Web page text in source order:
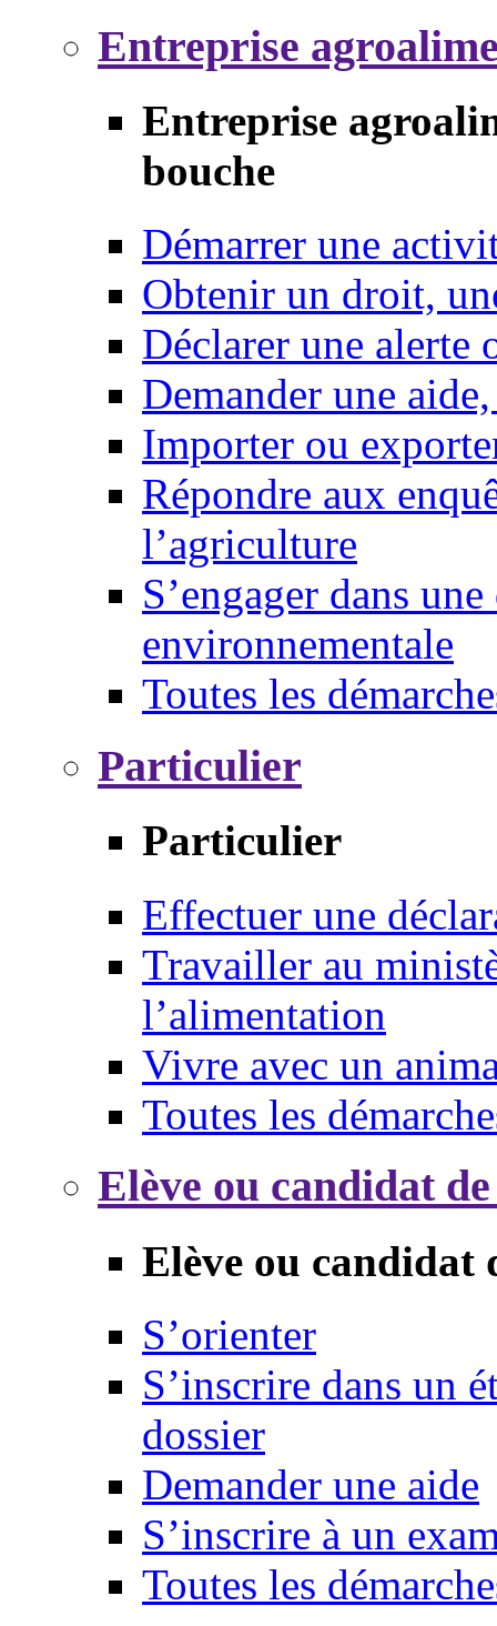
Entreprise
Entreprise
bouche
Démarrer une
Obtenir un droit,
Déclarer une alerte
Demander une
Importer ou
Répondre aux
l’agriculture
S’engager dans
environnementale
Toutes les
Particulier
Particulier
Effectuer une
Travailler au
l’alimentation
Vivre avec un
Toutes les
Elève ou candidat
Elève ou candidat
S’orienter
S’inscrire dans un
dossier
Demander une aide
S’inscrire à un
Toutes les